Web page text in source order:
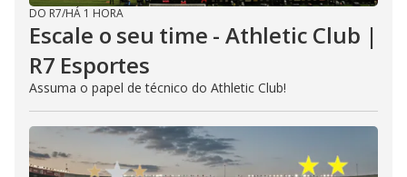
DO R7/HÁ 1 HORA
Escale o seu time - Athletic Club |
R7 Esportes
Assuma o papel de técnico do Athletic Club!